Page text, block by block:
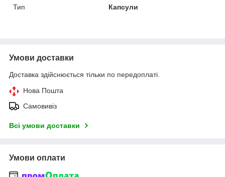
Тип
Капсули
Умови доставки
Доставка здійснюється тільки по передоплаті.
Нова Пошта
Самовивіз
Всі умови доставки
Умови оплати